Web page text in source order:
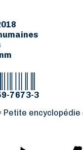
7673-3
Petite